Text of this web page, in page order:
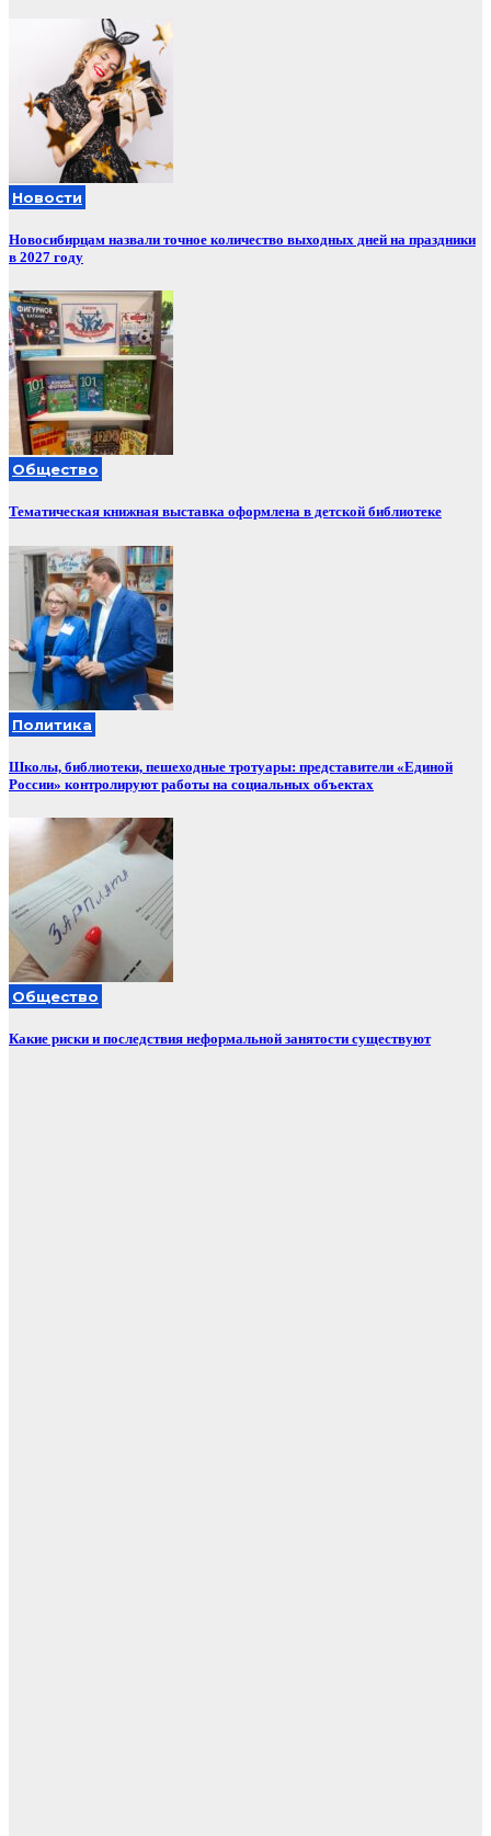
Новости
Новосибирцам назвали точное количество выходных дней на праздники
в 2027 году
Общество
Тематическая книжная выставка оформлена в детской библиотеке
Политика
Школы, библиотеки, пешеходные тротуары: представители «Единой
России» контролируют работы на социальных объектах
Общество
Какие риски и последствия неформальной занятости существуют